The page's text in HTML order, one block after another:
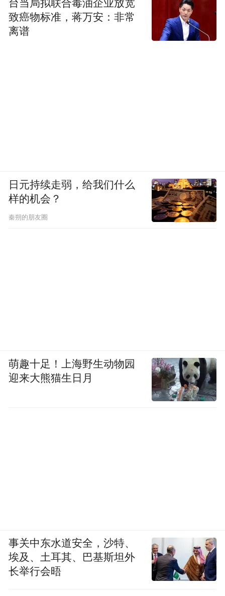
台当局拟联合毒油企业放宽
致癌物标准，蒋万安：非常
离谱
日元持续走弱，给我们什么
样的机会？
秦朔的朋友圈
萌趣十足！上海野生动物园
迎来大熊猫生日月
事关中东水道安全，沙特、
埃及、土耳其、巴基斯坦外
长举行会晤